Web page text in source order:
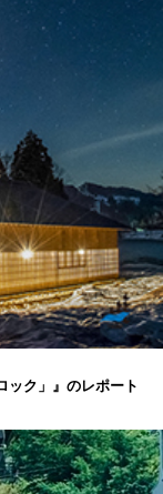
ック」』のレポート